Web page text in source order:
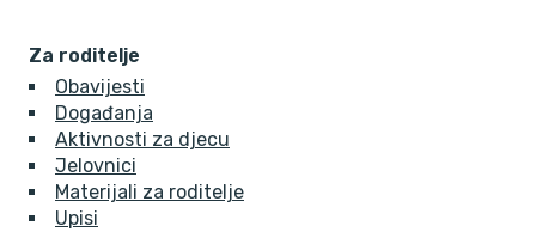
Za roditelje
Obavijesti
Događanja
Aktivnosti za djecu
Jelovnici
Materijali za roditelje
Upisi